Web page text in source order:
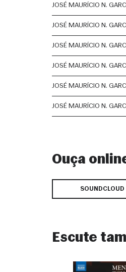
JOSÉ MAURÍCIO N.
JOSÉ MAURÍCIO N.
JOSÉ MAURÍCIO N.
JOSÉ MAURÍCIO N.
JOSÉ MAURÍCIO N.
JOSÉ MAURÍCIO N.
Ouça
SOUNDCLOUD
Escute